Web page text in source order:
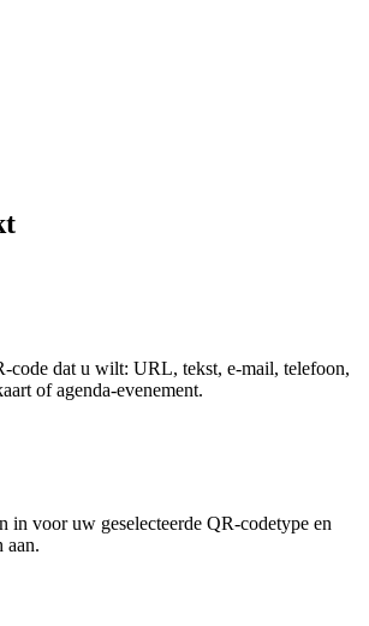
code dat u wilt: URL, tekst, e-mail, telefoon,
of agenda-evenement.
in voor uw geselecteerde QR-codetype en
aan.